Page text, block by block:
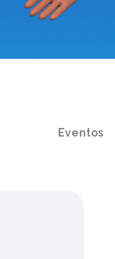
Eventos